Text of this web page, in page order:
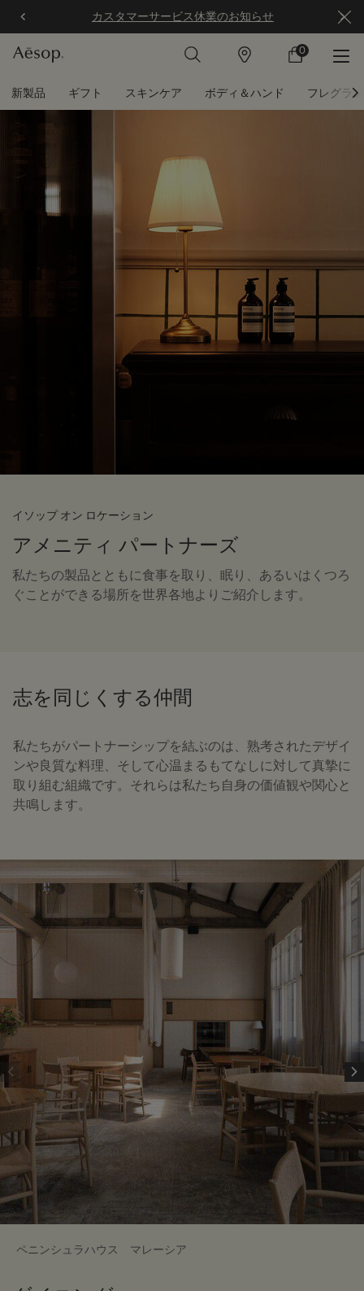
カスタマーサービス休業のお知らせ
店
カ
0
0 カート内の製
新製品 ギフト スキンケア ボディ＆ハンド フレグラ
イソップ オン ロケーション
アメニティ パートナーズ
私たちの製品とともに食事を取り、眠り、あるいはくつろ
ぐことができる場所を世界各地よりご紹介します。
志を同じくする仲間
私たちがパートナーシップを結ぶのは、熟考されたデザイ
ンや良質な料理、そして心温まるもてなしに対して真摯に
取り組む組織です。それらは私たち自身の価値観や関心と
共鳴します。
ペニンシュラハウス マレーシア